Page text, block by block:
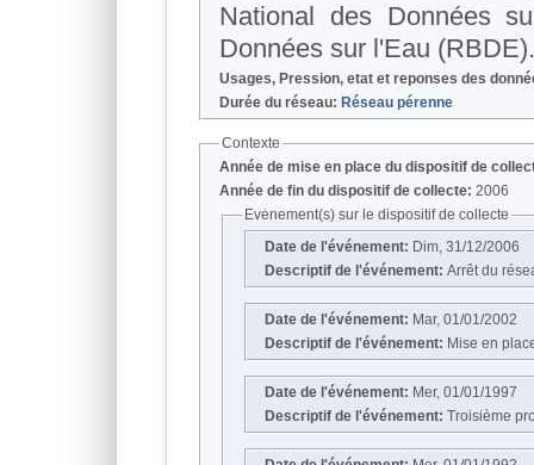
National des Données
Données sur l'Eau
Usages, Pression, etat et reponses des
Durée du réseau: Réseau pérenne
Contexte
Année de mise en place du dispositif de
Année de fin du dispositif de collecte: 2006
Evénement(s) sur le dispositif de collecte
Date de l'événement: Dim, 31/12/2006
Descriptif de l'événement: Arrêt du
Date de l'événement: Mar, 01/01/2002
Descriptif de l'événement: Mise en
Date de l'événement: Mer, 01/01/1997
Descriptif de l'événement: Troisième